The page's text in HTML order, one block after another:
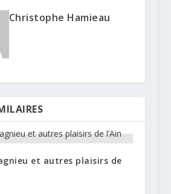
Christophe Hamieau
et autres plaisirs de